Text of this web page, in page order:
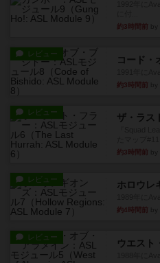
約3時間前
レビュー
約3時間前
レビュー ザ・ラス
約3時間前
レビュー ホロウレ
約4時間前
レビュー